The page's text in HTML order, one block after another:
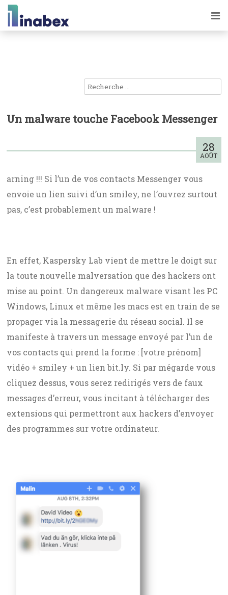
Un malware touche Facebook Messenger
28
AOÛT
arning !!! Si l’un de vos contacts Messenger vous
envoie un lien suivi d’un smiley, ne l’ouvrez surtout
pas, c’est probablement un malware !
En effet, Kaspersky Lab vient de mettre le doigt sur
la toute nouvelle malversation que des hackers ont
mise au point. Un dangereux malware visant les PC
Windows, Linux et même les macs est en train de se
propager via la messagerie du réseau social. Il se
manifeste à travers un message envoyé par l’un de
vos contacts qui prend la forme : [votre prénom]
vidéo + smiley + un lien bit.ly. Si par mégarde vous
cliquez dessus, vous serez redirigés vers de faux
messages d’erreur, vous incitant à télécharger des
extensions qui permettront aux hackers d’envoyer
des programmes sur votre ordinateur.